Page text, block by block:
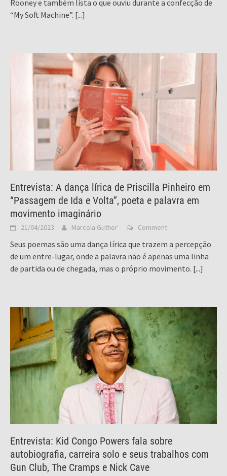
Rooney e também lista o que ouviu durante a confecção de
“My Soft Machine”. [...]
Entrevista: A dança lírica de Priscilla Pinheiro em
“Passagem de Ida e Volta”, poeta e palavra em
movimento imaginário
21/04/2023 Marcela Güther Comment
Seus poemas são uma dança lírica que trazem a percepção
de um entre-lugar, onde a palavra não é apenas uma linha
de partida ou de chegada, mas o próprio movimento. [...]
Entrevista: Kid Congo Powers fala sobre
autobiografia, carreira solo e seus trabalhos com
Gun Club, The Cramps e Nick Cave